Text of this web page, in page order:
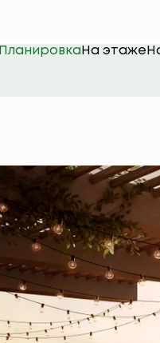
Планировка На этаже